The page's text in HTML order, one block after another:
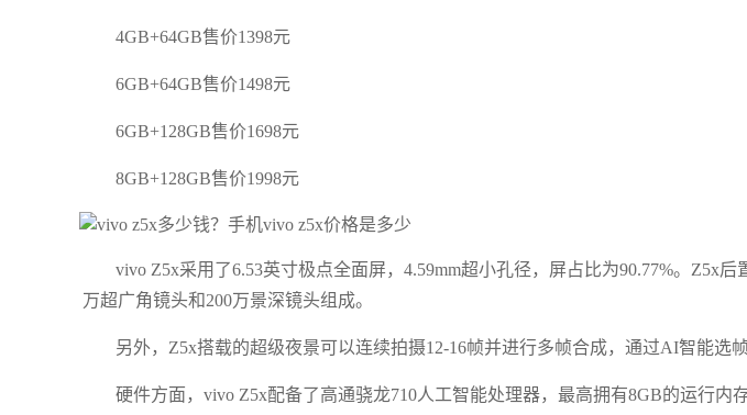
4GB+64GB售价1398元
6GB+64GB售价1498元
6GB+128GB售价1698元
8GB+128GB售价1998元
vivo Z5x采用了6.53英寸极点全面屏，4.59mm超小孔径，屏占比为90.77%。Z5x
万超广角镜头和200万景深镜头组成。
另外，Z5x搭载的超级夜景可以连续拍摄12-16帧并进行多帧合成，通过AI智能选
硬件方面，vivo Z5x配备了高通骁龙710人工智能处理器，最高拥有8GB的运行内